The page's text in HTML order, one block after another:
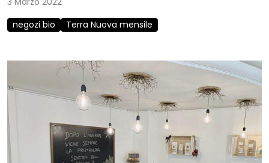
negozi bio
Terra Nuova mensile